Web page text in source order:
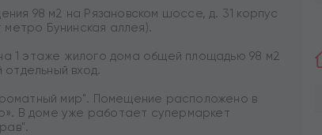
98 м2 на Рязановском шоссе, д. 31 корпус
Бунинская аллея).
1 этаже жилого дома общей площадью 98 м2
вход.
мир". Помещение расположено в
В доме уже работает супермаркет